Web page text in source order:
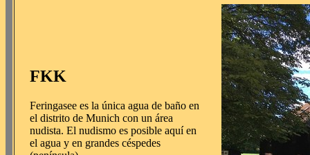
FKK
Feringasee es la única agua de baño en
el distrito de Munich con un área
nudista. El nudismo es posible aquí en
el agua y en grandes céspedes